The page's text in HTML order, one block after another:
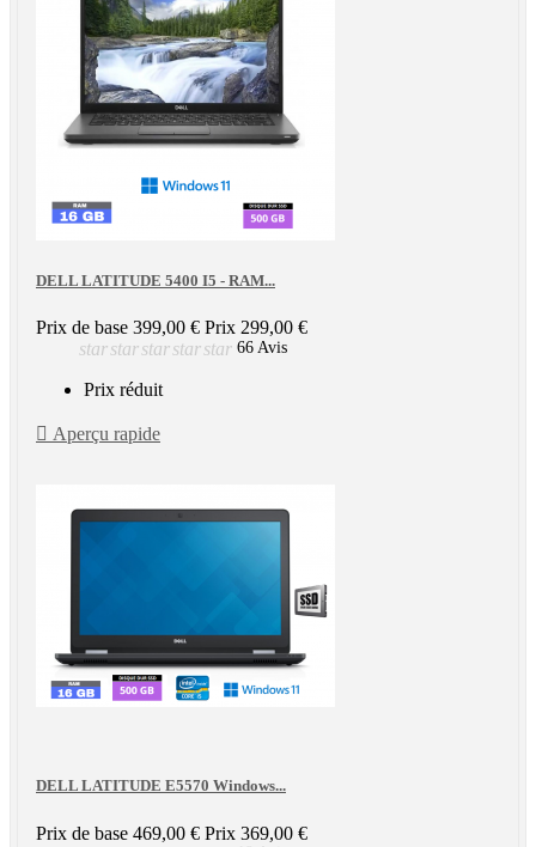
DELL LATITUDE 5400 I5 - RAM...
Prix de base 399,00 € Prix 299,00 €
starstarstarstarstar 66 Avis
Prix réduit
 Aperçu rapide
DELL LATITUDE E5570 Windows...
Prix de base 469,00 € Prix 369,00 €